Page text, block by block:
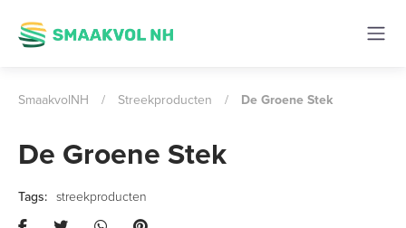
SmaakvolNH / Streekproducten / De Groene Stek
De Groene Stek
streekproducten